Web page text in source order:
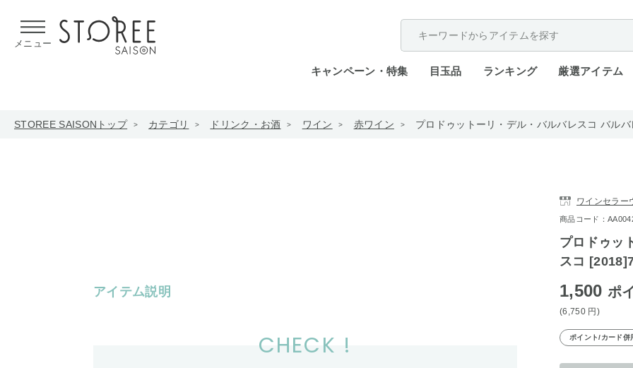
メニュー
キャンペーン・特集 目玉品 ランキング 厳選アイテム
STOREE SAISONトップ カテゴリ ドリンク・お酒 ワイン 赤ワイン プロドゥットーリ・デル・バルバレスコ バル
アイテム説明
CHECK !
ワインセラー
商品コード：
プロドゥッ
スコ
1,500 ポ
(6,750 円 )
ポイント/カード併